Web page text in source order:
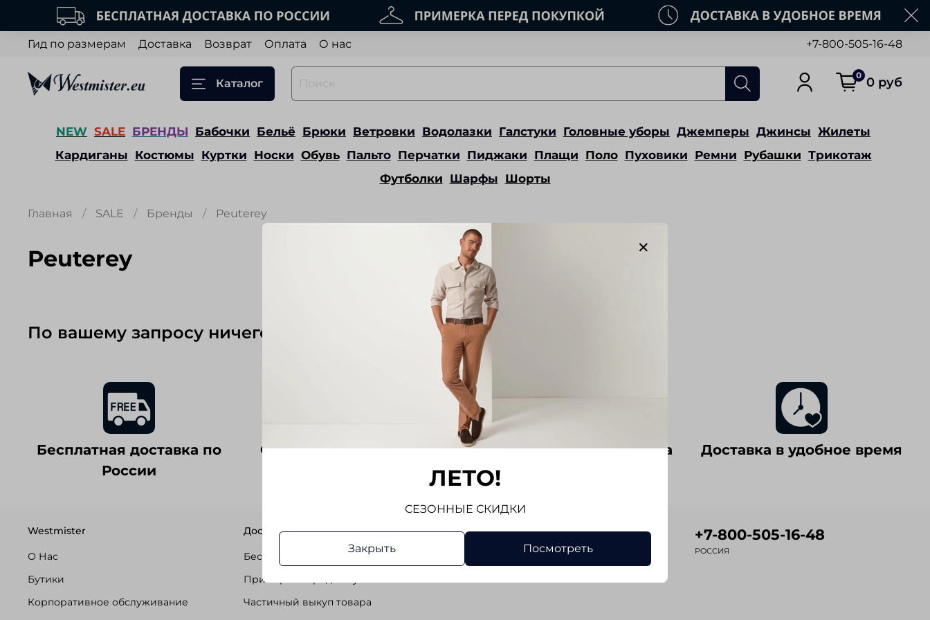
Гид по размерам Доставка Возврат Оплата О нас +7-800-505-16-48
Каталог
0 0 руб
NEW SALE БРЕНДЫ Бабочки Бельё Брюки Ветровки Водолазки Галстуки Головные уборы Джемперы Джинсы Жилеты
Кардиганы Костюмы Куртки Носки Обувь Пальто Перчатки Пиджаки Плащи Поло Пуховики Ремни Рубашки Трикотаж
Футболки Шарфы Шорты
Главная SALE Бренды Peuterey
Peuterey
По вашему запросу ничего не найдено
Бесплатная доставка по
России
Оплата после примерки Частичный выкуп товара Доставка в удобное время
Westmister
О Нас
Бутики
Корпоративное обслуживание
Доставка и оплата
Бесплатная доставка
Примерка перед покупкой
Частичный выкуп товара
+7-800-505-16-48
РОССИЯ
ЛЕТО!
СЕЗОННЫЕ СКИДКИ
Закрыть Посмотреть